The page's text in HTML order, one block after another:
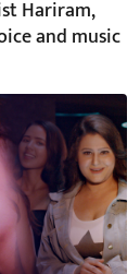
Hariram,
and music